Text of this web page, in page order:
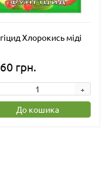
Хлорокись міді
грн.
+
До кошика